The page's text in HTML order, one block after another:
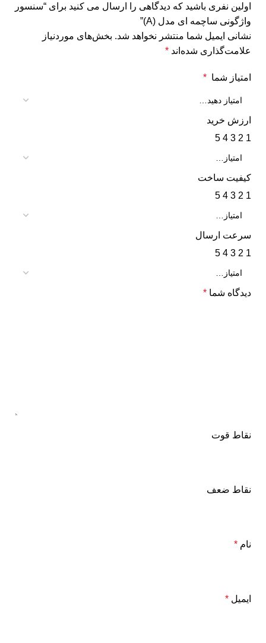
اولین نفری باشید که دیدگاهی را ارسال می کنید برای “سنسور
واژگونی ساچمه ای مدل (A)”
نشانی ایمیل شما منتشر نخواهد شد. بخش‌های موردنیاز
علامت‌گذاری شده‌اند *
امتیاز شما *
ارزش خرید
1
2
3
4
5
کیفیت ساخت
1
2
3
4
5
سرعت ارسال
1
2
3
4
5
دیدگاه شما *
نقاط قوت
نقاط ضعف
نام *
ایمیل *